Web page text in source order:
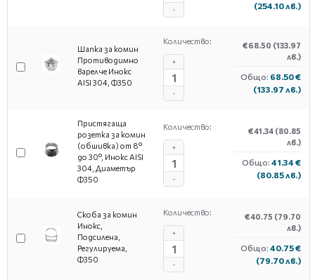
-
(254.10 лв.)
Шапка за комин
Противодимно
варелче Инокс
AISI 304, Ф350
Количество:
-
+
€68.50 (133.97
лв.)
Общо: 68.50 €
(133.97 лв.)
Пристягаща
розетка за комин
(обшивка) от 8°
до 30°, Инокс AISI
304, Диаметър
Ф350
Количество:
-
+
€41.34 (80.85
лв.)
Общо: 41.34 €
(80.85 лв.)
Скоба за комин
Инокс,
Подсилена,
Регулируема,
Ф350
Количество:
-
+
€40.75 (79.70
лв.)
Общо: 40.75 €
(79.70 лв.)